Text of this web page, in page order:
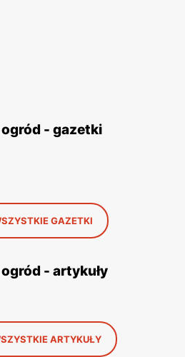
ogród - gazetki
GAZETKI
- artykuły
ARTYKUŁY